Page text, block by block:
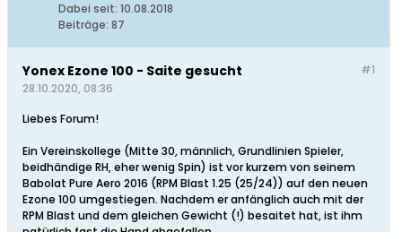
Dabei seit: 10.08.2018
Beiträge: 87
#1
Yonex Ezone 100 - Saite gesucht
28.10.2020, 08:36
Liebes Forum!
Ein Vereinskollege (Mitte 30, männlich, Grundlinien Spieler,
beidhändige RH, eher wenig Spin) ist vor kurzem von seinem
Babolat Pure Aero 2016 (RPM Blast 1.25 (25/24)) auf den neuen
Ezone 100 umgestiegen. Nachdem er anfänglich auch mit der
RPM Blast und dem gleichen Gewicht (!) besaitet hat, ist ihm